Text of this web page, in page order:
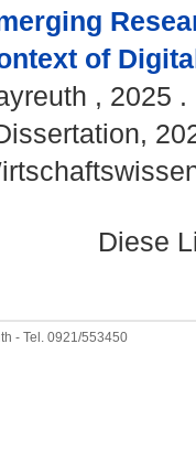
of
, 2025
Diese
- Tel. 0921/553450